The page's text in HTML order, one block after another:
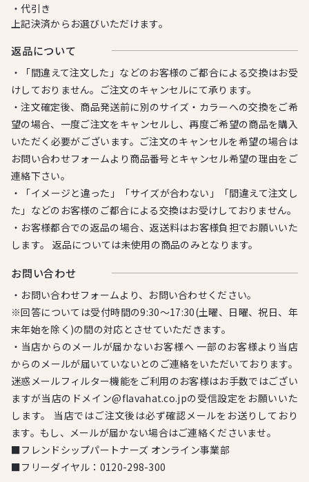
・代引き
上記決済からお選びいただけます。
返品について
・「間違えて注文した」などのお客様のご都合による交換はお受
けしておりません。ご注文のキャンセルにて承ります。
・注文確定後、商品発送前に別のサイズ・カラーへの交換をご希
望の場合、一度ご注文をキャンセルし、再度ご希望の商品を購入
いただく必要がございます。ご注文のキャンセルを希望の場合は
お問い合わせフォームより商品番号とキャンセル希望の理由をご
連絡下さい。
・「イメージと違った」「サイズが合わない」「間違えて注文し
た」などのお客様のご都合による交換はお受けしておりません。
・お客様都合での返品の場合、返送料はお客様負担でお願いいた
します。 返品については未使用の商品のみとなります。
お問い合わせ
・お問い合わせフォームより、お問い合わせください。
※回答については受付時間の9:30～17:30(土曜、日曜、祝日、年
末年始を除く)の間の対応とさせていただきます。
・当店からのメールが届かないお客様へ 一部のお客様より当店
からのメールが届いていないとのご連絡をいただいております。
迷惑メールフィルター機能をご利用のお客様はお手数ではござい
ますが当店のドメイン@flavahat.co.jpの受信設定をお願いいた
します。 当店ではご注文後は必ず確認メールをお送りしており
ます。もし、メールが届かない場合はご連絡くださいませ。
■フレンドシップパートナーズ オンライン事業部
■フリーダイヤル： 0120-298-300